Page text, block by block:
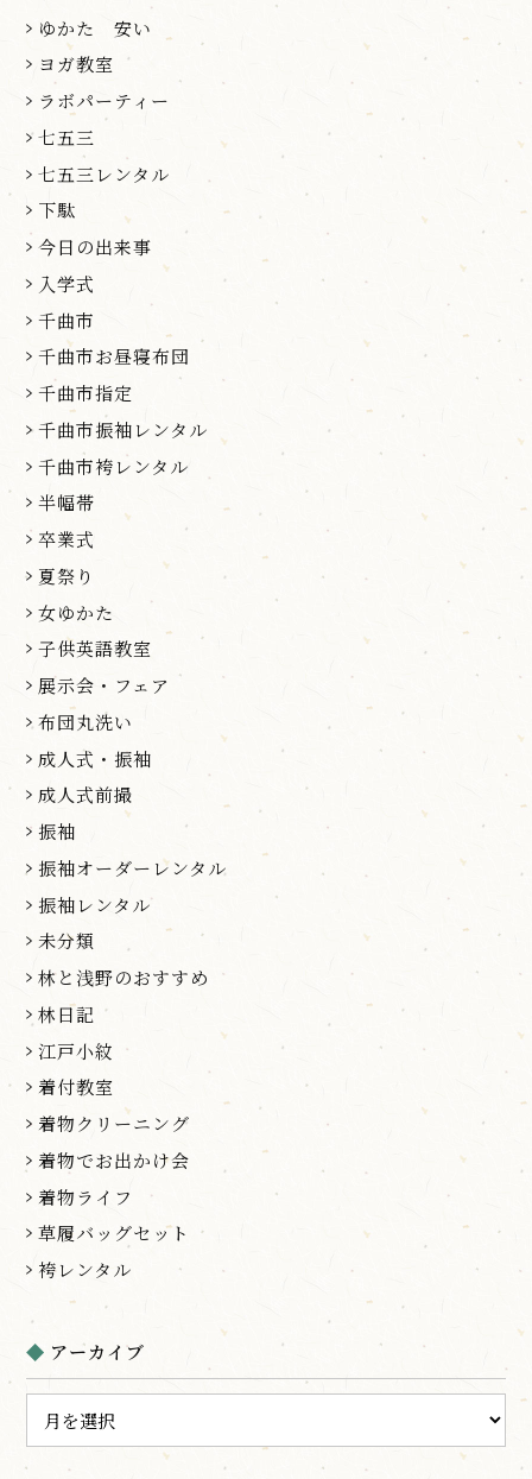
ゆかた 安い
ヨガ教室
ラボパーティー
七五三
七五三レンタル
下駄
今日の出来事
入学式
千曲市
千曲市お昼寝布団
千曲市指定
千曲市振袖レンタル
千曲市袴レンタル
半幅帯
卒業式
夏祭り
女ゆかた
子供英語教室
展示会・フェア
布団丸洗い
成人式・振袖
成人式前撮
振袖
振袖オーダーレンタル
振袖レンタル
未分類
林と浅野のおすすめ
林日記
江戸小紋
着付教室
着物クリーニング
着物でお出かけ会
着物ライフ
草履バッグセット
袴レンタル
アーカイブ